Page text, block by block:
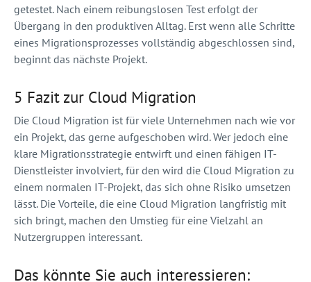
getestet. Nach einem reibungslosen Test erfolgt der
Übergang in den produktiven Alltag. Erst wenn alle Schritte
eines Migrationsprozesses vollständig abgeschlossen sind,
beginnt das nächste Projekt.
5 Fazit zur Cloud Migration
Die Cloud Migration ist für viele Unternehmen nach wie vor
ein Projekt, das gerne aufgeschoben wird. Wer jedoch eine
klare Migrationsstrategie entwirft und einen fähigen IT-
Dienstleister involviert, für den wird die Cloud Migration zu
einem normalen IT-Projekt, das sich ohne Risiko umsetzen
lässt. Die Vorteile, die eine Cloud Migration langfristig mit
sich bringt, machen den Umstieg für eine Vielzahl an
Nutzergruppen interessant.
Das könnte Sie auch interessieren: